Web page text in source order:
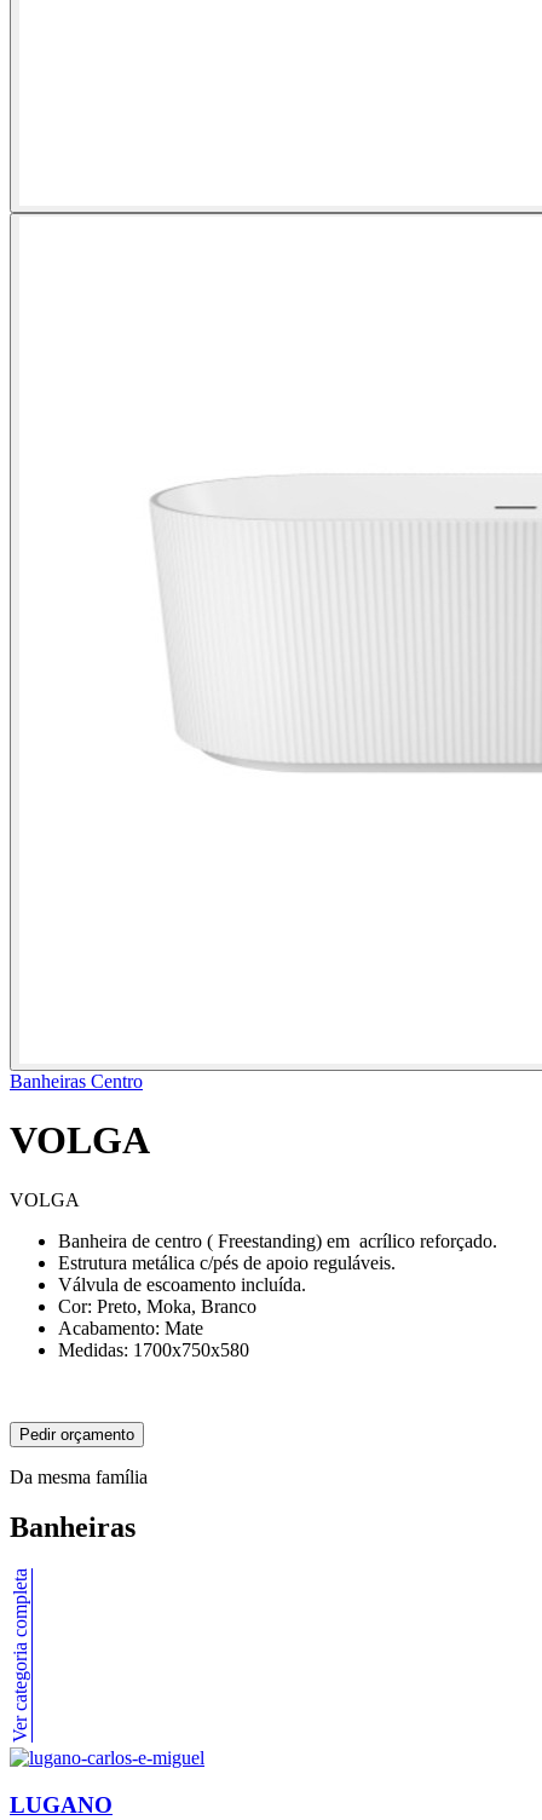
Banheiras Centro
VOLGA
VOLGA
Banheira de centro ( Freestanding) em acrílico reforçado.
Estrutura metálica c/pés de apoio reguláveis.
Válvula de escoamento incluída.
Cor: Preto, Moka, Branco
Acabamento: Mate
Medidas: 1700x750x580
Pedir orçamento
Da mesma família
Banheiras
Ver categoria completa
LUGANO